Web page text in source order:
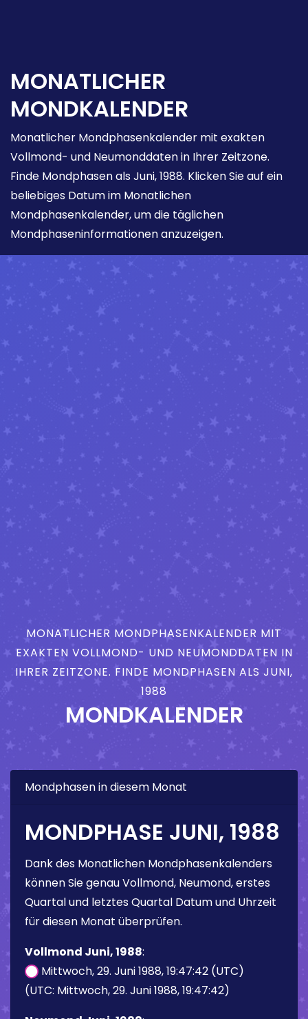
MONATLICHER
MONDKALENDER
Monatlicher Mondphasenkalender mit exakten
Vollmond- und Neumonddaten in Ihrer Zeitzone.
Finde Mondphasen als Juni, 1988. Klicken Sie auf ein
beliebiges Datum im Monatlichen
Mondphasenkalender, um die täglichen
Mondphaseninformationen anzuzeigen.
MONATLICHER MONDPHASENKALENDER MIT
EXAKTEN VOLLMOND- UND NEUMONDDATEN IN
IHRER ZEITZONE. FINDE MONDPHASEN ALS JUNI,
1988
MONDKALENDER
Mondphasen in diesem Monat
MONDPHASE JUNI, 1988
Dank des Monatlichen Mondphasenkalenders
können Sie genau Vollmond, Neumond, erstes
Quartal und letztes Quartal Datum und Uhrzeit
für diesen Monat überprüfen.
Vollmond Juni, 1988:
Mittwoch, 29. Juni 1988, 19:47:42 (UTC)
(UTC: Mittwoch, 29. Juni 1988, 19:47:42)